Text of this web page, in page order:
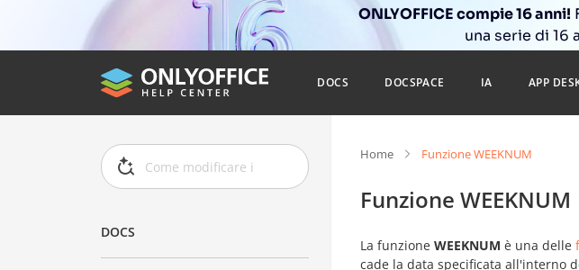
ONLYOFFICE compie 16 anni!
una serie di
DOCS DOCSPACE IA APP
DOCS
Home Funzione WEEKNUM
Funzione WEEKNUM
La funzione WEEKNUM è una delle
cade la data specificata all'interno